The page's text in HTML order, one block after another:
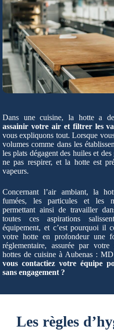
Dans une cuisine, la hotte a
assainir votre air et filtrer les
vous expliquons tout. Lorsque
volumes comme dans les
les plats dégagent des huiles et
ne pas respirer, et la hotte est
vapeurs.
Concernant l’air ambiant, la
fumées, les particules et les
permettant ainsi de travailler
toutes ces aspirations
équipement, et c’est pourquoi il
votre hotte en profondeur une
réglementaire, assurée par
hottes de cuisine à Aubenas :
vous contactiez votre équipe
sans engagement ?
Les règles